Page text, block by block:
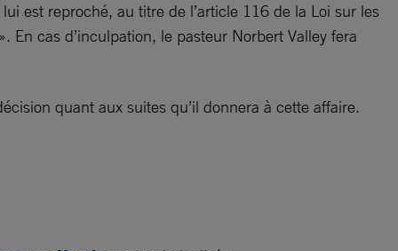
est reproché, au titre de l’article 116 de la Loi sur les
En cas d’inculpation, le pasteur Norbert Valley fera
quant aux suites qu’il donnera à cette affaire.